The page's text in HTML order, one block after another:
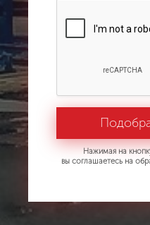
Нажимая на
вы соглашаетесь на